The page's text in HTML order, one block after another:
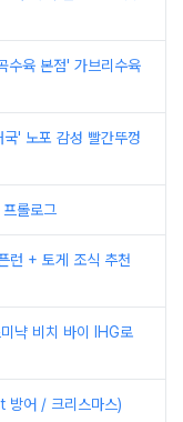
수육 본점' 가브리수육
' 노포 감성 빨간뚜껑
롤로그
런 + 토게 조식 추천
냑 비치 바이 IHG로
방어 / 크리스마스)